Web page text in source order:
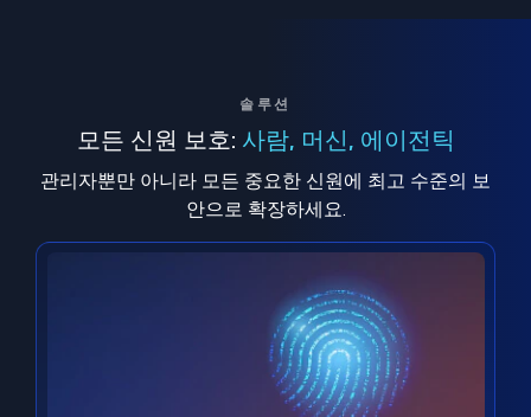
솔루션
모든 신원 보호: 사람, 머신, 에이전틱
관리자뿐만 아니라 모든 중요한 신원에 최고 수준의 보
안으로 확장하세요.